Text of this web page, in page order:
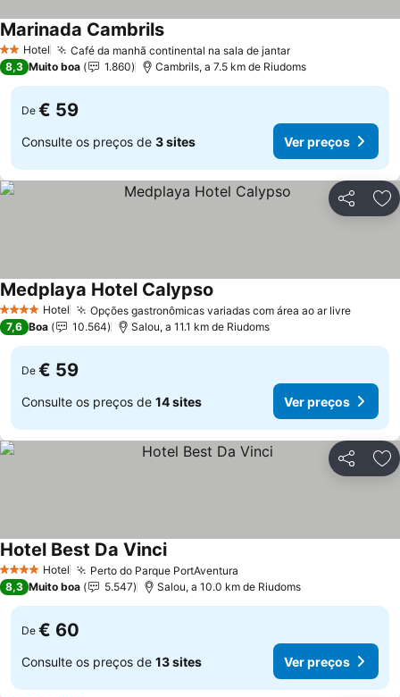
2 Estrelas
Hotel Café da manhã continental na sala de jantarVer preços
Marinada CambrilsVer preços
8,3 Muito boa 1.860 Cambrils, a 7.5 km de Riudoms
De € 59
Consulte os preços de 3 sites Ver preços
Partilhar
4 EstrelasHotel Opções gastronômicas variadas com área ao ar livreVer
Medplaya Hotel Calypso
7,6 Boa 10.564 Salou, a 11.1 km de Riudoms
De € 59
Consulte os preços de 14 sites Ver preços
Partilhar
4 EstrelasHotel Perto do Parque PortAventura
Hotel Best Da VinciVer preços
8,3 Muito boa 5.547 Salou, a 10.0 km de Riudoms
De € 60
Consulte os preços de 13 sites Ver preços